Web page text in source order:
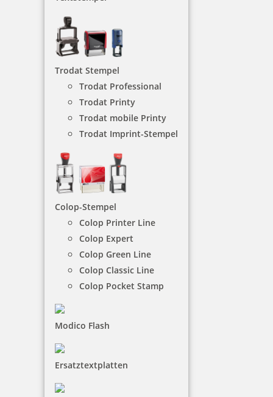
Trodat Stempel
Trodat Professional
Trodat Printy
Trodat mobile Printy
Trodat Imprint-Stempel
Colop-Stempel
Colop Printer Line
Colop Expert
Colop Green Line
Colop Classic Line
Colop Pocket Stamp
Modico Flash
Ersatztextplatten
Datumstempel
Die Datumsstempel mit Text eignen sind am besten
für Rechnungen, Briefe, Quittungen und vieles
NACH WUNSCHSTEMPEL FILTERN
€+
DATUMSTEMPEL - KATEGORIEN